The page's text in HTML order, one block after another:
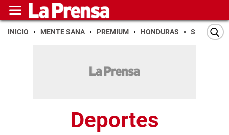
INICIO MENTE SANA PREMIUM HONDURAS SAN PEDRO
Deportes